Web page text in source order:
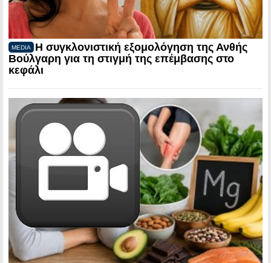
MEDIA
Η συγκλονιστική εξομολόγηση της Ανθής
Βούλγαρη για τη στιγμή της επέμβασης στο
κεφάλι